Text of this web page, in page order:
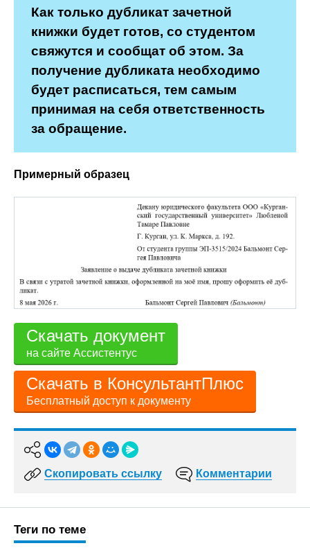
Как только дубликат зачетной
книжки будет готов, со студентом
свяжутся и сообщат об этом. За
получение дубликата необходимо
будет расписаться, тем самым
принимая на себя ответственность
за обращение.
Примерный образец
Скачать документ
на сайте Ассистентус
Скачать в КонсультантПлюс
Бесплатный доступ к документу
Скопировать ссылку Комментарии
Теги по теме